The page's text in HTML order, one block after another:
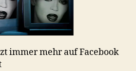
immer mehr auf Facebook